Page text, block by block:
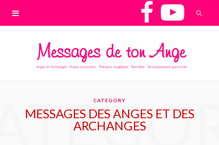
F
a
c
b
Y
u
u
CATEGORY
MESSAGES DES ANGES ET DES
ARCHANGES